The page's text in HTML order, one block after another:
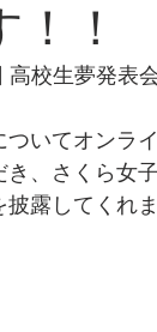
！
校生夢発表会
ついてオンラ
、さくら女
露してくれま